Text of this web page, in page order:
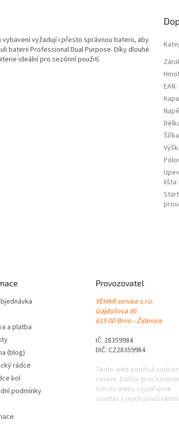
vyžadují i přesto správnou baterii, aby
baterii Professional Dual Purpose. Díky dlouhé
ideální pro sezónní použití.
EAN:
Šířka
lišta:
a platba
(blog)
rádce
kol
podmínky
Provozovatel
VEHAR service s.r.o.
Gajdošova 86
615 00 Brno - Židenice
IČ: 28359984
DIČ: CZ28359984
Tento web používá
cookie. Dalším
tohoto webu vyjadřujete
souhlas s jejich používáním.